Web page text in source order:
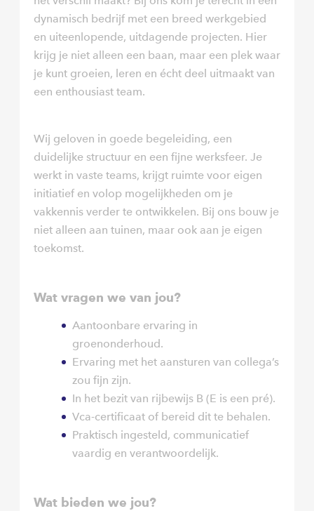
dynamisch bedrijf met een breed werkgebied
en uiteenlopende, uitdagende projecten. Hier
krijg je niet alleen een baan, maar een plek waar
je kunt groeien, leren en écht deel uitmaakt van
een enthousiast team.
Wij geloven in goede begeleiding, een
duidelijke structuur en een fijne werksfeer. Je
werkt in vaste teams, krijgt ruimte voor eigen
initiatief en volop mogelijkheden om je
vakkennis verder te ontwikkelen. Bij ons bouw je
niet alleen aan tuinen, maar ook aan je eigen
toekomst.
Wat vragen we van jou?
Aantoonbare ervaring in
groenonderhoud.
Ervaring met het aansturen van collega’s
zou fijn zijn.
In het bezit van rijbewijs B (E is een pré).
Vca-certificaat of bereid dit te behalen.
Praktisch ingesteld, communicatief
vaardig en verantwoordelijk.
Wat bieden we jou?